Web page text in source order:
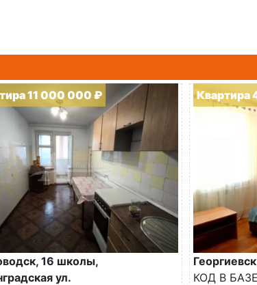
11 000 000 ₽
16 школы,
ул.
Квартира
КОД В